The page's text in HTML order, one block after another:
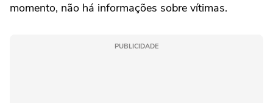
momento, não há informações sobre vítimas.
PUBLICIDADE